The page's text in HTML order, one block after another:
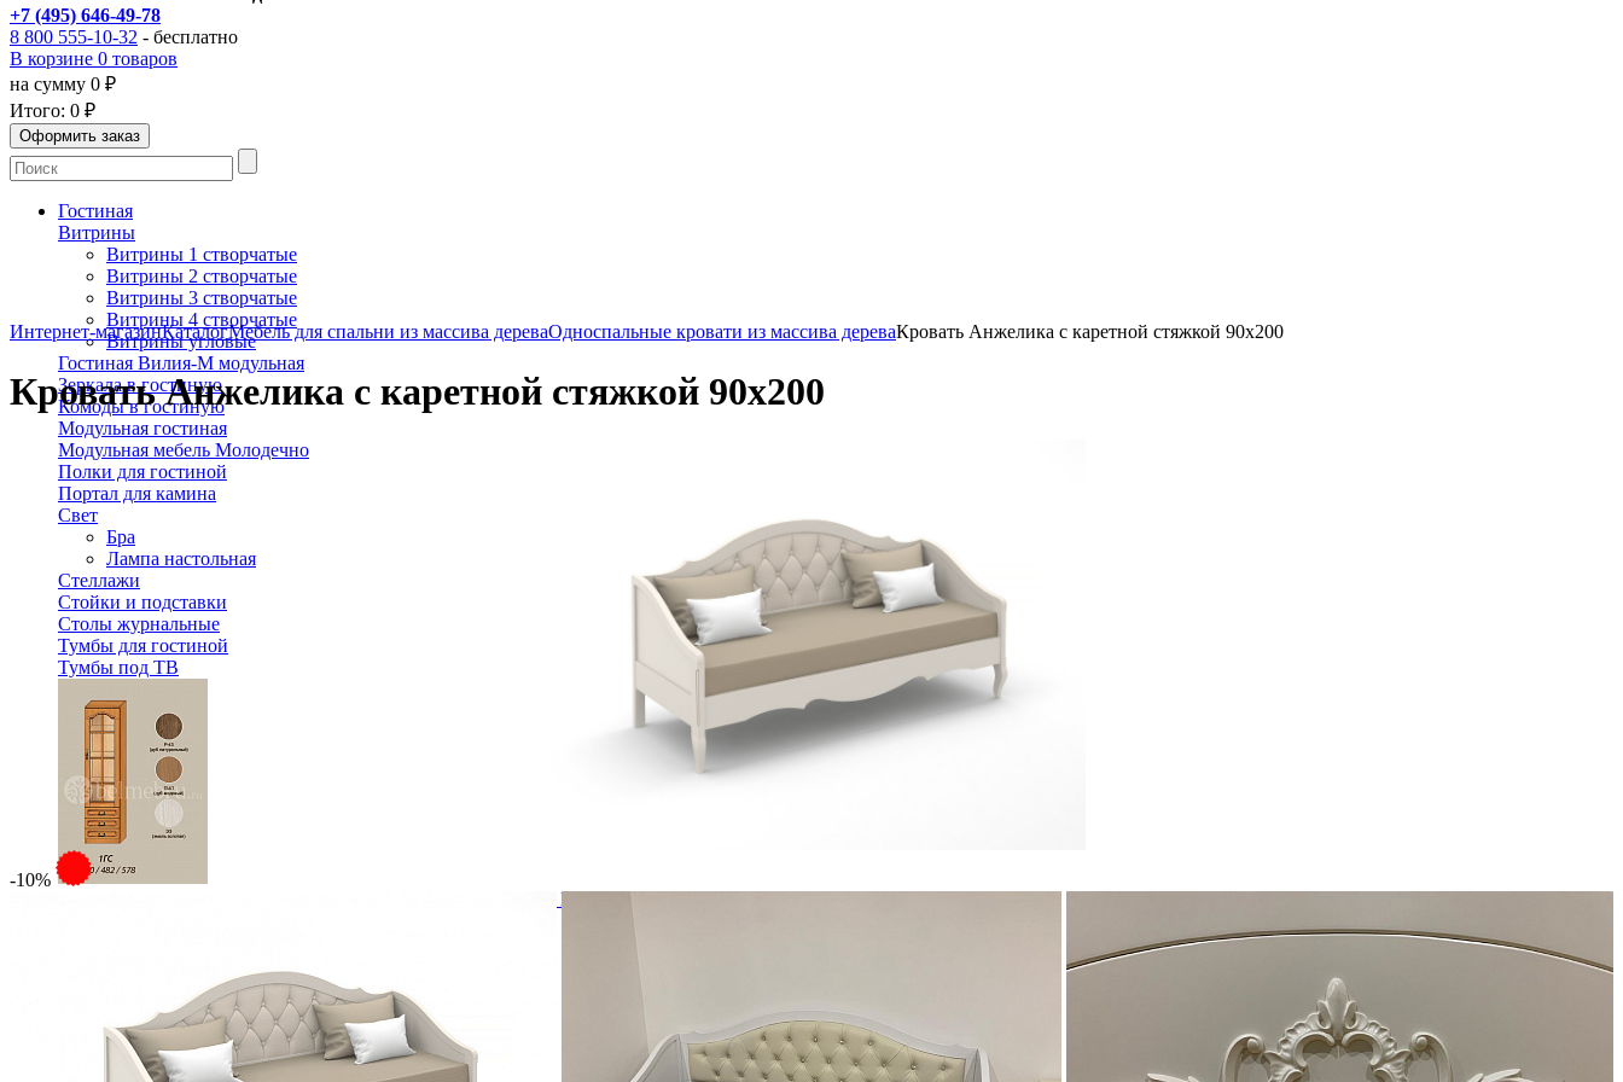
+7 (495) 646-49-78
8 800 555-10-32 - бесплатно
В корзине 0 товаров
на сумму 0 ₽
Итого: 0 ₽
Гостиная
Витрины
Витрины 1 створчатые
Витрины 2 створчатые
Витрины 3 створчатые
Витрины 4 створчатые
Витрины угловые
Гостиная Вилия-М модульная
Зеркала в гостиную
Комоды в гостиную
Модульная гостиная
Модульная мебель Молодечно
Полки для гостиной
Портал для камина
Свет
Бра
Лампа настольная
Стеллажи
Стойки и подставки
Столы журнальные
Тумбы для гостиной
Тумбы под ТВ
Модульная гостиная Вилия-М Шкаф комбинированный №1 ГС
Деревянные кровати с подъемным механизмом
Кровати односпальные с подъемным механизмом
Кровати двуспальные с подъемным механизмом
Интернет-магазинКаталогМебель для спальни из массива дереваОдноспальные кровати из массива дереваКровать Анжелика с каретной стяжкой 90х200
Кровать Анжелика с каретной стяжкой 90х200
-10%